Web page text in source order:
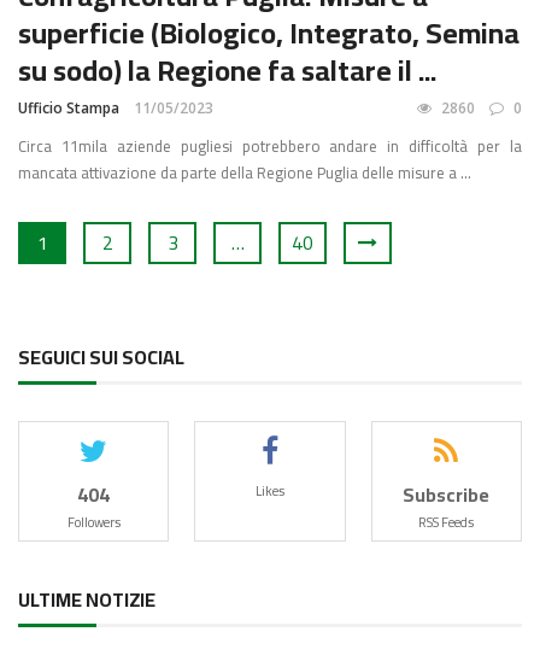
superficie (Biologico, Integrato, Semina
su sodo) la Regione fa saltare il ...
Ufficio Stampa 11/05/2023 2860 0
Circa 11mila aziende pugliesi potrebbero andare in difficoltà per la
mancata attivazione da parte della Regione Puglia delle misure a ...
1 2 3 … 40
SEGUICI SUI SOCIAL
404
Followers
Likes Subscribe
RSS Feeds
ULTIME NOTIZIE